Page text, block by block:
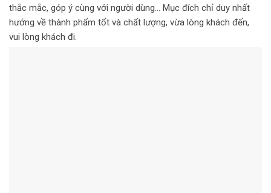
thắc mắc, góp ý cùng với người dùng… Mục đích chỉ duy nhất
hướng về thành phẩm tốt và chất lượng, vừa lòng khách đến,
vui lòng khách đi.